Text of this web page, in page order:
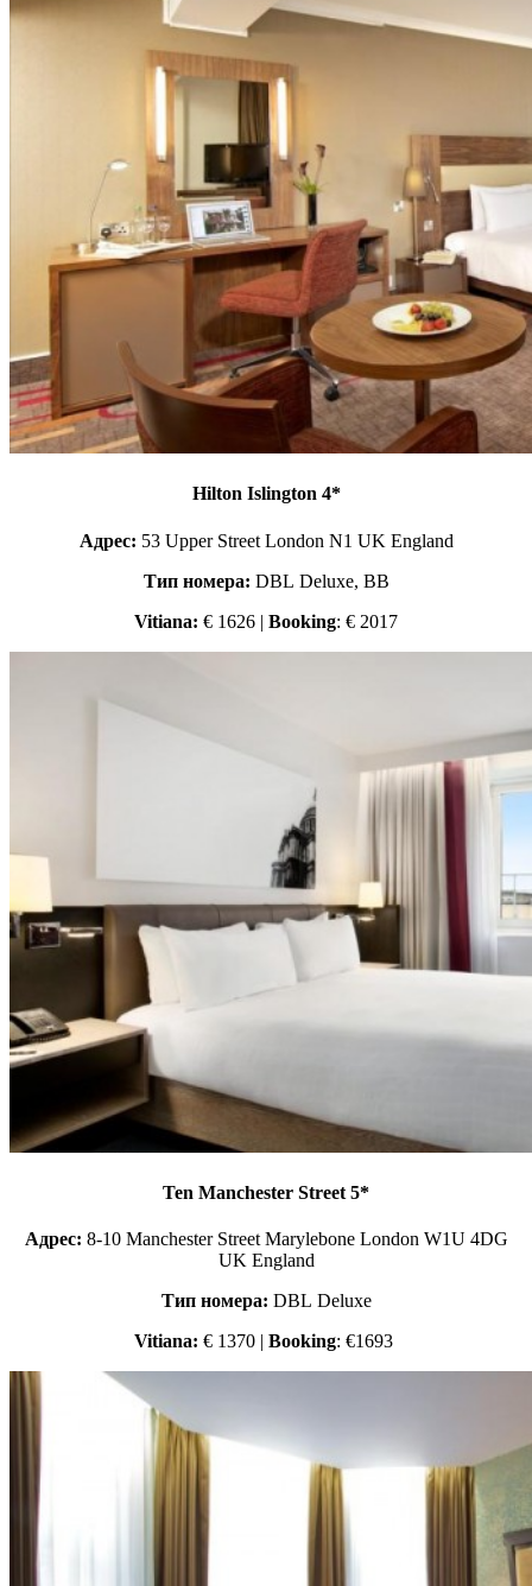
Hilton Islington 4*
Адрес: 53 Upper Street London N1 UK England
Тип номера: DBL Deluxe, BB
Vitiana: € 1626 | Booking: € 2017
Ten Manchester Street 5*
Адрес: 8-10 Manchester Street Marylebone London W1U 4DG
UK England
Тип номера: DBL Deluxe
Vitiana: € 1370 | Booking: €1693